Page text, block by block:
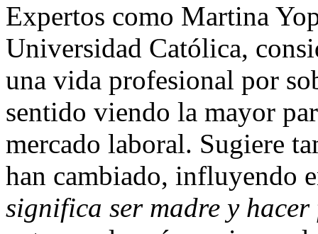
Expertos como Martina
Universidad Católica,
una vida profesional por
sentido viendo la mayor
mercado laboral. Sugiere
han cambiado, influyendo
significa ser madre y